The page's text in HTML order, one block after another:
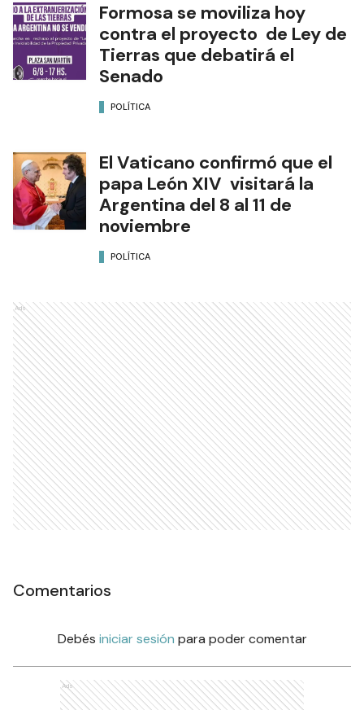
Formosa se moviliza hoy
contra el proyecto de Ley de
Tierras que debatirá el
Senado
POLÍTICA
El Vaticano confirmó que el
papa León XIV visitará la
Argentina del 8 al 11 de
noviembre
POLÍTICA
Ads
Comentarios
Debés iniciar sesión para poder comentar
Ads